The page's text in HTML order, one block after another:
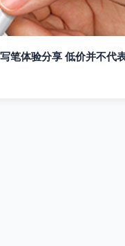
笔体验分享 低价并不代